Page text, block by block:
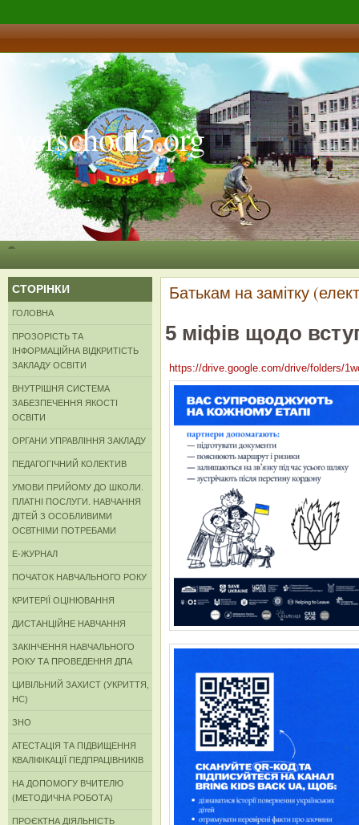
verschool5.org
СТОРІНКИ
ГОЛОВНА
ПРОЗОРІСТЬ ТА
ІНФОРМАЦІЙНА ВІДКРИТІСТЬ
ЗАКЛАДУ ОСВІТИ
ВНУТРІШНЯ СИСТЕМА
ЗАБЕЗПЕЧЕННЯ ЯКОСТІ
ОСВІТИ
ОРГАНИ УПРАВЛІННЯ ЗАКЛАДУ
ПЕДАГОГІЧНИЙ КОЛЕКТИВ
УМОВИ ПРИЙОМУ ДО ШКОЛИ.
ПЛАТНІ ПОСЛУГИ. НАВЧАННЯ
ДІТЕЙ З ОСОБЛИВИМИ
ОСВТНІМИ ПОТРЕБАМИ
Е-ЖУРНАЛ
ПОЧАТОК НАВЧАЛЬНОГО РОКУ
КРИТЕРІЇ ОЦІНЮВАННЯ
ДИСТАНЦІЙНЕ НАВЧАННЯ
ЗАКІНЧЕННЯ НАВЧАЛЬНОГО
РОКУ ТА ПРОВЕДЕННЯ ДПА
ЦИВІЛЬНИЙ ЗАХИСТ (УКРИТТЯ,
НС)
ЗНО
АТЕСТАЦІЯ ТА ПІДВИЩЕННЯ
КВАЛІФІКАЦІЇ ПЕДПРАЦІВНИКІВ
НА ДОПОМОГУ ВЧИТЕЛЮ
(МЕТОДИЧНА РОБОТА)
ПРОЄКТНА ДІЯЛЬНІСТЬ
Батькам на замітку
5 міфів щодо
https://drive.google.com/drive/folders/